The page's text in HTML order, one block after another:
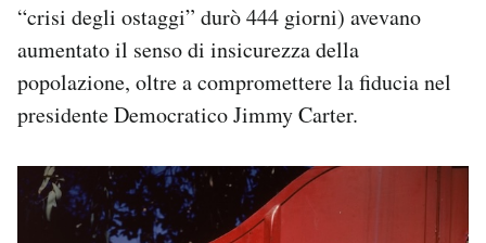
“crisi degli ostaggi” durò 444 giorni) avevano
aumentato il senso di insicurezza della
popolazione, oltre a compromettere la fiducia nel
presidente Democratico Jimmy Carter.